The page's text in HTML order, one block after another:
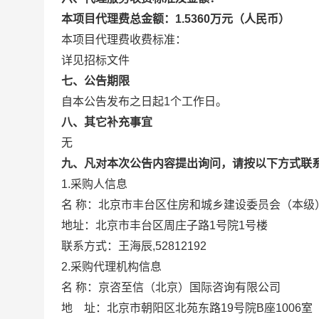
本项目代理费总金额：1.5360万元（人民币）
本项目代理费收费标准：
详见招标文件
七、公告期限
自本公告发布之日起1个工作日。
八、其它补充事宜
无
九、凡对本次公告内容提出询问，请按以下方式联
1.采购人信息
名 称：北京市丰台区住房和城乡建设委员
地址：北京市丰台区周庄子路1号院
联系方式：王海辰,52812192
2.采购代理机构信息
名 称：京咨至信（北京）国际
地 址：北京市朝阳区北苑东路